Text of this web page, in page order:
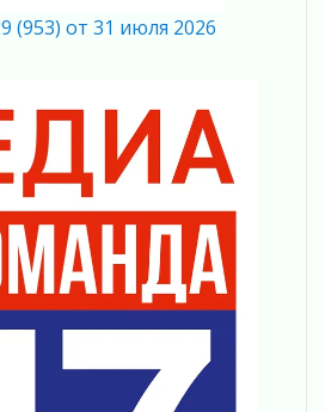
в регионе прошёл
«Барс-Ленинградец»
— к заветной цели
(953) от 31 июля 2026